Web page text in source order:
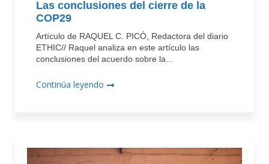
Las conclusiones del cierre de la
COP29
Artículo de RAQUEL C. PICÓ, Redactora del diario
ETHIC// Raquel analiza en este artículo las
conclusiones del acuerdo sobre la...
Continúa leyendo